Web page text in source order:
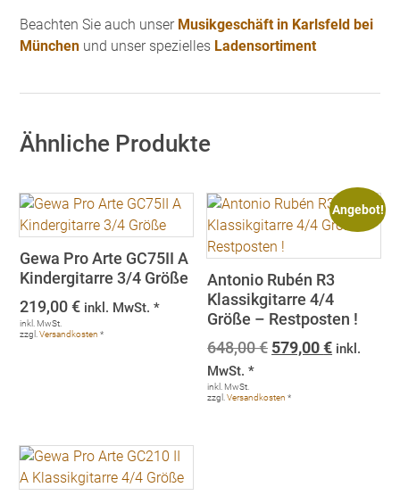
Beachten Sie auch unser Musikgeschäft in Karlsfeld bei
München und unser spezielles Ladensortiment
Ähnliche Produkte
Gewa Pro Arte GC75II A
Kindergitarre 3/4 Größe
219,00€ inkl. MwSt. *
inkl. MwSt.
zzgl.Versandkosten *
Angebot!
Antonio Rubén R3
Klassikgitarre 4/4
Größe – Restposten !
648,00€ Ursprünglicher
579,00€Aktueller
inkl.
MwSt. *
inkl. MwSt.
zzgl.Versandkosten *